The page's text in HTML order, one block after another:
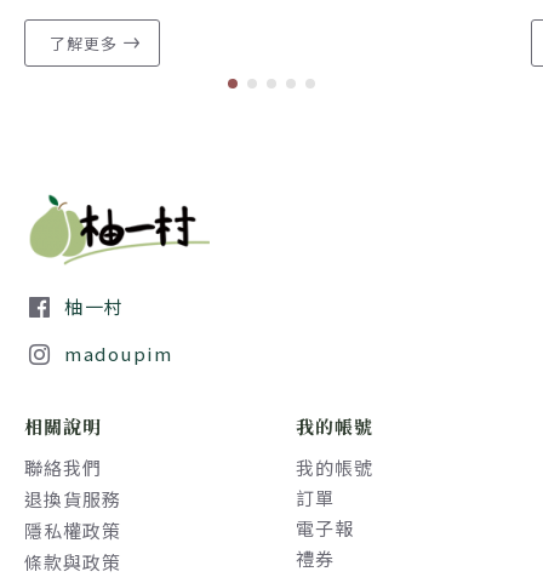
了解更多
柚一村
madoupim
相關說明
聯絡我們
退換貨服務
隱私權政策
條款與政策
我的帳號
我的帳號
訂單
電子報
禮券